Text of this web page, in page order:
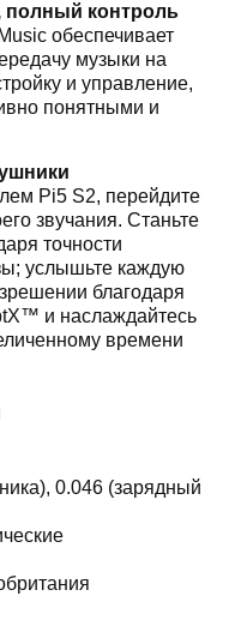
полный контроль
обеспечивает
музыки на
и управление,
понятными и
Pi5 S2, перейдите
звучания. Станьте
точности
услышьте каждую
благодаря
и наслаждайтесь
времени
0.046 (зарядный